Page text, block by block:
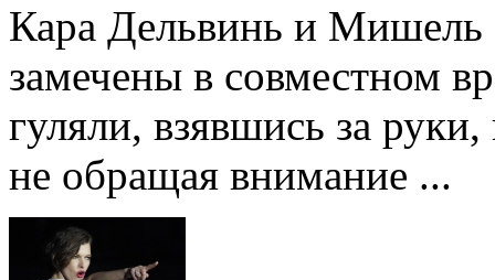
Кара Дельвинь и Мишель
замечены в совместном
гуляли, взявшись за
не обращая внимание ...